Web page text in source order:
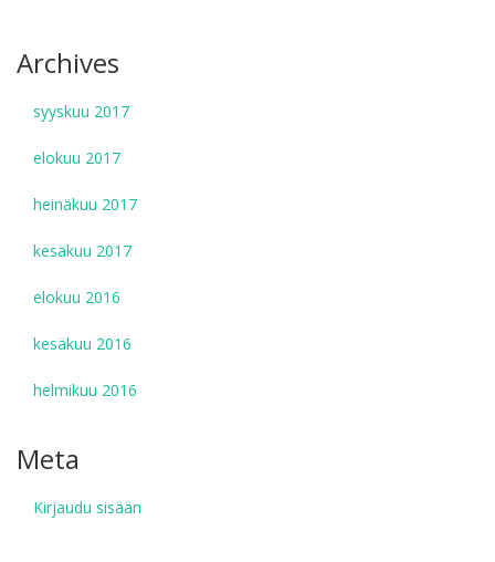
Archives
syyskuu 2017
elokuu 2017
heinäkuu 2017
kesäkuu 2017
elokuu 2016
kesäkuu 2016
helmikuu 2016
Meta
Kirjaudu sisään